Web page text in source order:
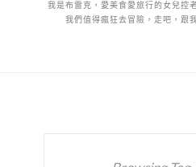
我是布雷克，愛美食愛旅行的女兒控
我們值得瘋狂去冒險，走吧，跟